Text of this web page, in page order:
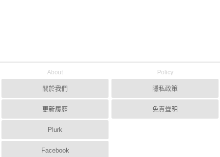
About
關於我們
更新履歷
Plurk
Facebook
Policy
隱私政策
免責聲明